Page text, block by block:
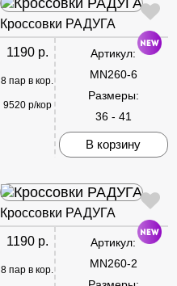
Кроссовки РАДУГА
1190 р.
8 пар в кор.
9520 р/кор
Артикул:
MN260-6
Размеры:
36 - 41
В корзину
Кроссовки РАДУГА
1190 р.
8 пар в кор.
Артикул:
MN260-2